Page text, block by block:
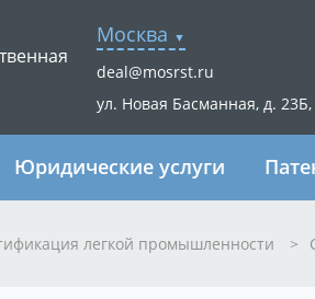
Москва
deal@mosrst.ru
ул. Новая Басманная, д.
Юридические услуги
легкой промышленности >